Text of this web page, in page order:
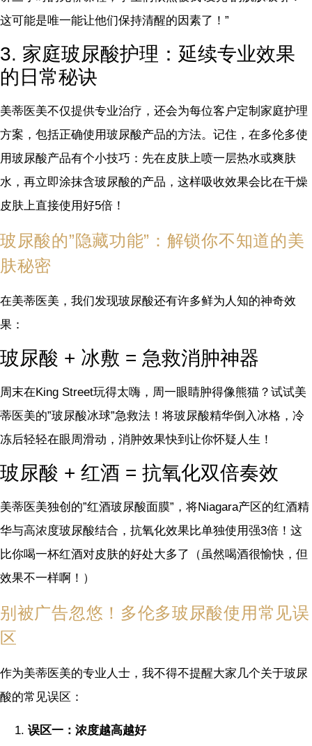
这可能是唯一能让他们保持清醒的因素了！”
3. 家庭玻尿酸护理：延续专业效果
的日常秘诀
美蒂医美不仅提供专业治疗，还会为每位客户定制家庭护理
方案，包括正确使用玻尿酸产品的方法。记住，在多伦多使
用玻尿酸产品有个小技巧：先在皮肤上喷一层热水或爽肤
水，再立即涂抹含玻尿酸的产品，这样吸收效果会比在干燥
皮肤上直接使用好5倍！
玻尿酸的”隐藏功能”：解锁你不知道的美
肤秘密
在美蒂医美，我们发现玻尿酸还有许多鲜为人知的神奇效
果：
玻尿酸 + 冰敷 = 急救消肿神器
周末在King Street玩得太嗨，周一眼睛肿得像熊猫？试试美
蒂医美的”玻尿酸冰球”急救法！将玻尿酸精华倒入冰格，冷
冻后轻轻在眼周滑动，消肿效果快到让你怀疑人生！
玻尿酸 + 红酒 = 抗氧化双倍奏效
美蒂医美独创的”红酒玻尿酸面膜”，将Niagara产区的红酒精
华与高浓度玻尿酸结合，抗氧化效果比单独使用强3倍！这
比你喝一杯红酒对皮肤的好处大多了（虽然喝酒很愉快，但
效果不一样啊！）
别被广告忽悠！多伦多玻尿酸使用常见误
区
作为美蒂医美的专业人士，我不得不提醒大家几个关于玻尿
酸的常见误区：
误区一：浓度越高越好